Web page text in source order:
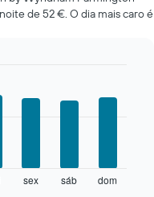
de 52 €. O dia mais caro é
sex sáb dom